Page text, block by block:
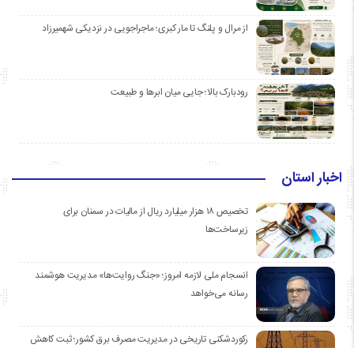
از مرال و پلنگ تا مار کبری؛ ماجراجویی در نزدیکی شهمیرزاد
رودبارک بالا؛ جایی میان ابرها و طبیعت
اخبار استان
تخصیص ۱۸ هزار میلیارد ریال از مالیات در سمنان برای
زیرساخت‌ها
انسجام ملی لازمه امروز؛ «جنگ روایت‌ها» مدیریت هوشمند
رسانه می‌خواهد
رکوردشکنی تاریخی در مدیریت مصرف برق کشور؛ ثبت کاهش